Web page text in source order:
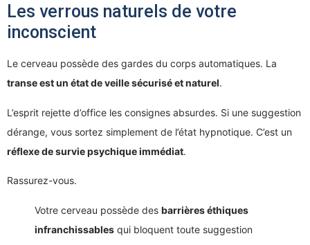
Les verrous naturels de votre
inconscient
Le cerveau possède des gardes du corps automatiques. La
transe est un état de veille sécurisé et naturel.
L’esprit rejette d’office les consignes absurdes. Si une suggestion
dérange, vous sortez simplement de l’état hypnotique. C’est un
réflexe de survie psychique immédiat.
Rassurez-vous.
Votre cerveau possède des barrières éthiques
infranchissables qui bloquent toute suggestion